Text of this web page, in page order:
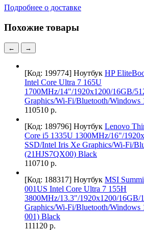
Подробнее о доставке
Похожие товары
← →
[Код: 199774] Ноутбук HP
Intel Core Ultra 7 165U
1700MHz/14"/1920x1200/16GB/
Graphics/Wi-Fi/Bluetooth/Windows
110510 р.
[Код: 189796] Ноутбук Lenovo
Core i5 1335U 1300MHz/16"/
SSD/Intel Iris Xe Graphics/Wi-Fi/
(21HJS7QX00) Black
110710 р.
[Код: 188317] Ноутбук MSI
001US Intel Core Ultra 7 155H
3800MHz/13.3"/1920x1200/16GB/
Graphics/Wi-Fi/Bluetooth/Windows
001) Black
111120 р.